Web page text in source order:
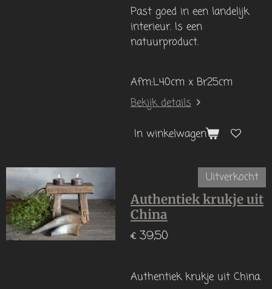
Past goed in een landelijk
interieur. Is een
natuurproduct.
Afm:L40cm x Br25cm
Bekijk details
In winkelwagen
Uitverkocht
Authentiek krukje uit
China
€ 39,50
Authentiek krukje uit China.